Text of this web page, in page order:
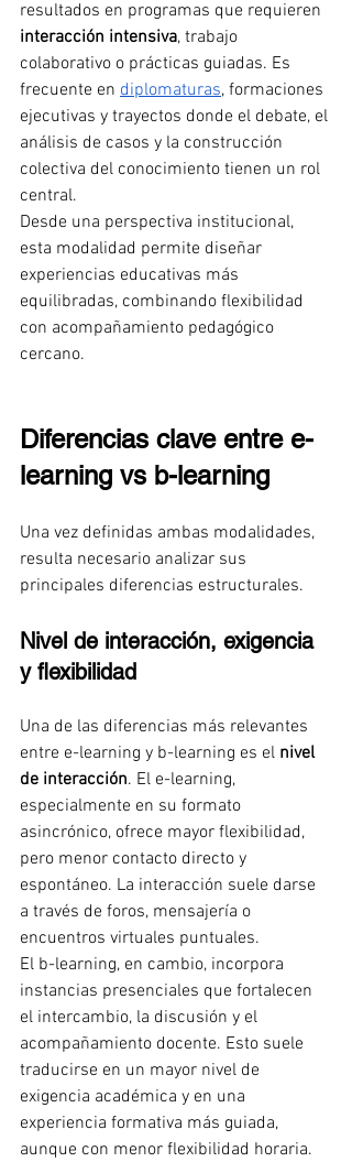
resultados en programas que requieren
interacción intensiva, trabajo
colaborativo o prácticas guiadas. Es
frecuente en diplomaturas, formaciones
ejecutivas y trayectos donde el debate, el
análisis de casos y la construcción
colectiva del conocimiento tienen un rol
central.
Desde una perspectiva institucional,
esta modalidad permite diseñar
experiencias educativas más
equilibradas, combinando flexibilidad
con acompañamiento pedagógico
cercano.
Diferencias clave entre e-
learning vs b-learning
Una vez definidas ambas modalidades,
resulta necesario analizar sus
principales diferencias estructurales.
Nivel de interacción, exigencia
y flexibilidad
Una de las diferencias más relevantes
entre e-learning y b-learning es el nivel
de interacción. El e-learning,
especialmente en su formato
asincrónico, ofrece mayor flexibilidad,
pero menor contacto directo y
espontáneo. La interacción suele darse
a través de foros, mensajería o
encuentros virtuales puntuales.
El b-learning, en cambio, incorpora
instancias presenciales que fortalecen
el intercambio, la discusión y el
acompañamiento docente. Esto suele
traducirse en un mayor nivel de
exigencia académica y en una
experiencia formativa más guiada,
aunque con menor flexibilidad horaria.